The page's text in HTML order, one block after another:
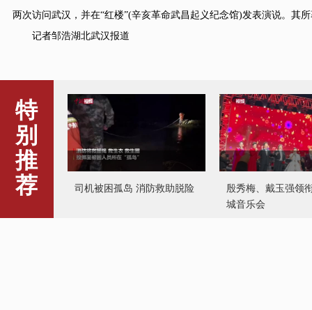
两次访问武汉，并在“红楼”(辛亥革命武昌起义纪念馆)发表演说。其
记者邹浩湖北武汉报道
特
别
推
荐
司机被困孤岛 消防救助脱险
殷秀梅、戴玉强领
城音乐会